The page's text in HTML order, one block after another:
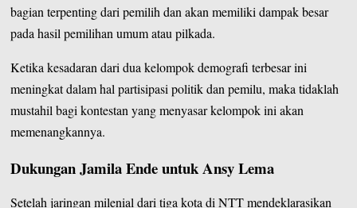
bagian terpenting dari pemilih dan akan memiliki dampak besar
pada hasil pemilihan umum atau pilkada.
Ketika kesadaran dari dua kelompok demografi terbesar ini
meningkat dalam hal partisipasi politik dan pemilu, maka tidaklah
mustahil bagi kontestan yang menyasar kelompok ini akan
memenangkannya.
Dukungan Jamila Ende untuk Ansy Lema
Setelah jaringan milenial dari tiga kota di NTT mendeklarasikan